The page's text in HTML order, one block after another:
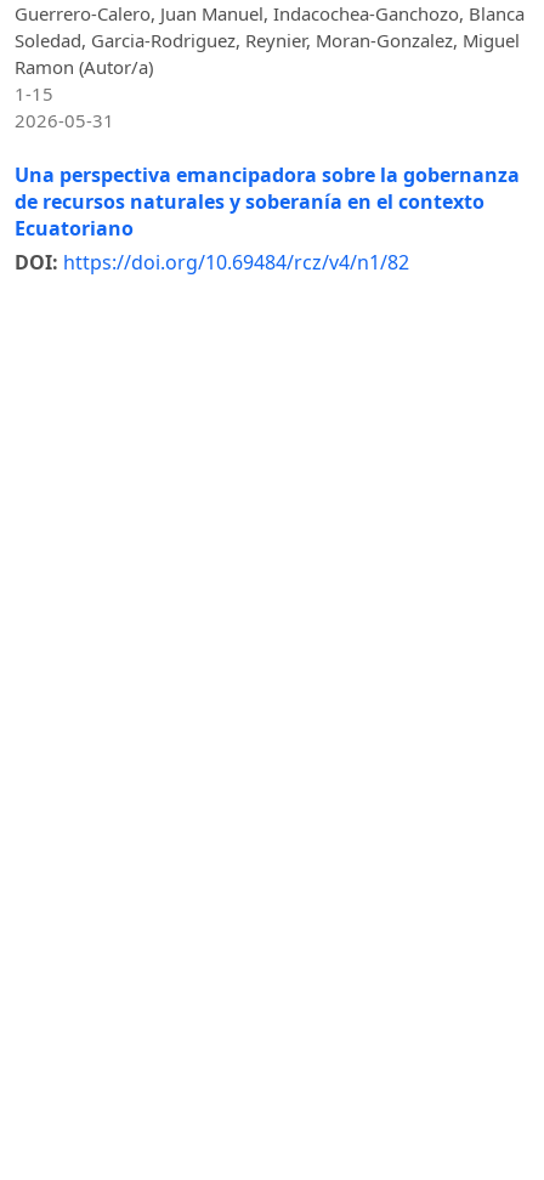
Guerrero-Calero, Juan Manuel, Indacochea-Ganchozo, Blanca
Soledad, Garcia-Rodriguez, Reynier, Moran-Gonzalez, Miguel
Ramon (Autor/a)
1-15
2026-05-31
Una perspectiva emancipadora sobre la gobernanza
de recursos naturales y soberanía en el contexto
Ecuatoriano
DOI: https://doi.org/10.69484/rcz/v4/n1/82